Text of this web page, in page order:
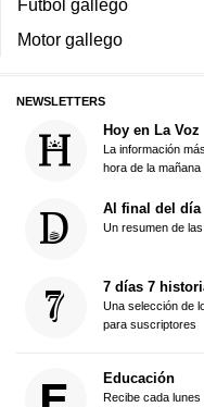
Fútbol gallego
Motor gallego
NEWSLETTERS
Hoy en La Voz
La información
hora de la mañana
Al final del día
Un resumen de
7 días 7
Una selección de
para suscriptores
Educación
Recibe cada lunes